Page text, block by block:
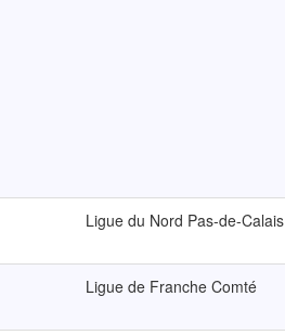
Ligue du Nord Pas-de-Calais
Ligue de Franche Comté